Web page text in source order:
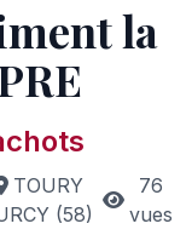
la
TOURY
(58)
76
vues